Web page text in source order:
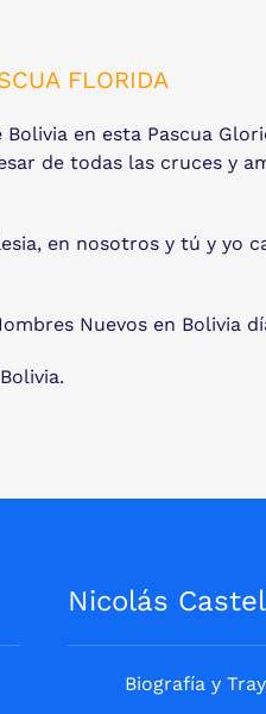
FLORIDA
en esta Pascua
de todas las cruces y
en nosotros y tú y yo
Nuevos en Bolivia
Nicolás
Biografía y